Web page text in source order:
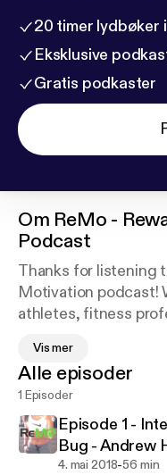
20 timer lydbøker
Eksklusive
Gratis podkaster
Om ReMo -
Podcast
Thanks for listening
Motivation podcast!
athletes, fitness
them, and share
we can share some
listeners, and even
implement in their
productive, and
Vis mer
Alle episoder
1 Episoder
Episode 1 -
Bug - Andrew
4. mai 2018-56 min